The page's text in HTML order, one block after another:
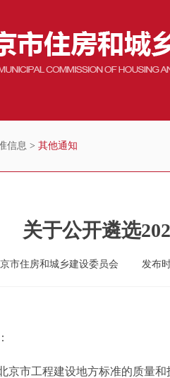
信息 > 其他通知
关于公开遴选
市住房和城乡建设委员会 发布
市工程建设地方标准的质量和